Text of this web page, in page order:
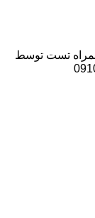
تست توسط